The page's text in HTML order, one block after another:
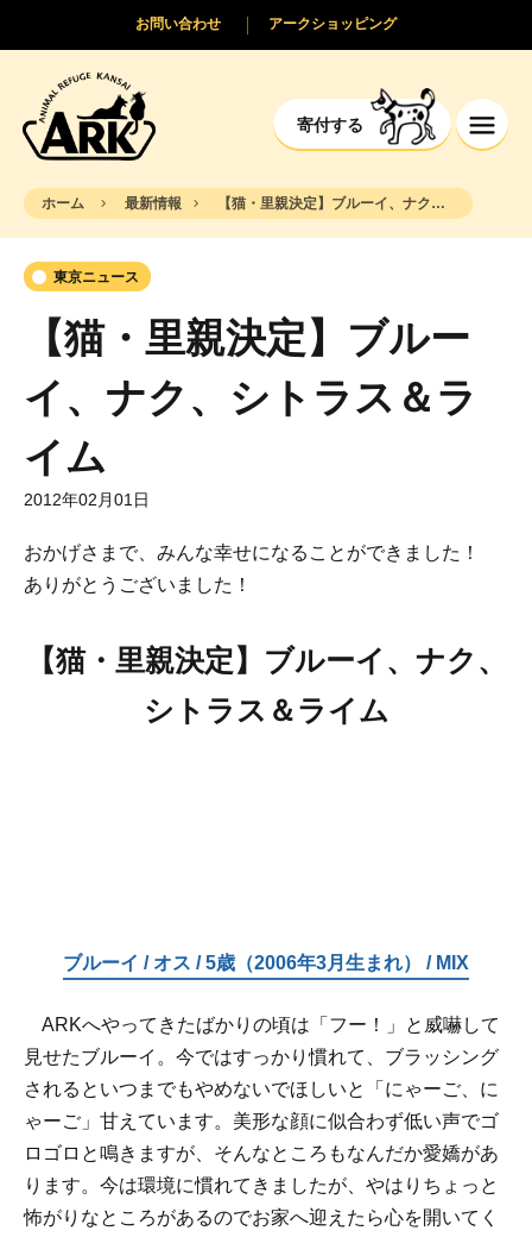
寄付する
アークショッピング
お問い合わせ
ホーム 最新情報 【猫・里親決定】ブルーイ、ナク、シトラス＆ライム
東京ニュース
【猫・里親決定】ブルー
イ、ナク、シトラス＆ラ
イム
2012年02月01日
おかげさまで、みんな幸せになることができました！
ありがとうございました！
【猫・里親決定】ブルーイ、ナク、
シトラス＆ライム
ブルーイ / オス / 5歳（2006年3月生まれ） / MIX
ARKへやってきたばかりの頃は「フー！」と威嚇して
見せたブルーイ。今ではすっかり慣れて、ブラッシング
されるといつまでもやめないでほしいと「にゃーご、に
ゃーご」甘えています。美形な顔に似合わず低い声でゴ
ロゴロと鳴きますが、そんなところもなんだか愛嬌があ
ります。今は環境に慣れてきましたが、やはりちょっと
怖がりなところがあるのでお家へ迎えたら心を開いてく